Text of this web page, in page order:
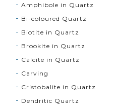
Amphibole in Quartz
Bi-coloured Quartz
Biotite in Quartz
Brookite in Quartz
Calcite in Quartz
Carving
Cristobalite in Quartz
Dendritic Quartz